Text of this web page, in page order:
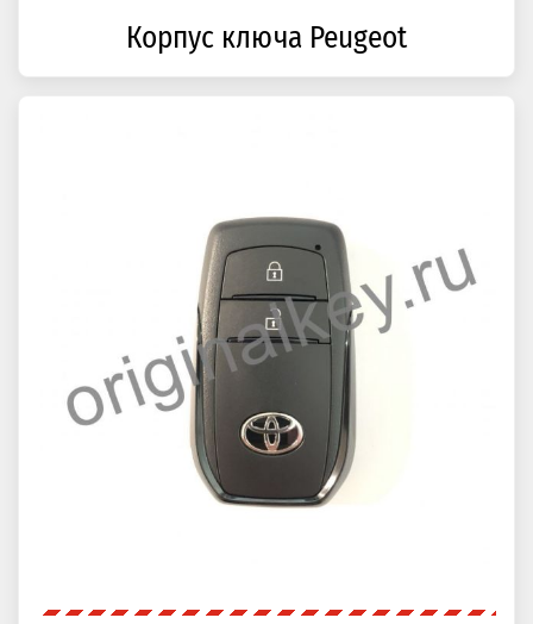
Корпус ключа Peugeot